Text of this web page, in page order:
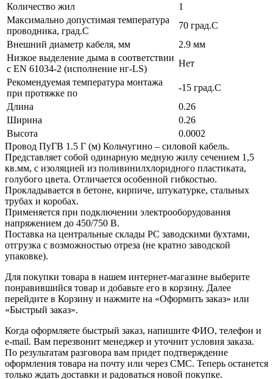
Количество жил
1
Максимально допустимая температура
проводника, град.C
70 град.C
Внешний диаметр кабеля, мм
2.9 мм
Низкое выделение дыма в соответствии
с EN 61034-2 (исполнение нг-LS)
Нет
Рекомендуемая температура монтажа
при протяжке по
-15 град.C
Длина
0.26
Ширина
0.26
Высота
0.0002
Провод ПуГВ 1.5 Г (м) Кольчугино – силовой кабель.
Представляет собой одинарную медную жилу сечением 1,5
кв.мм, с изоляцией из поливинилхлоридного пластиката,
голубого цвета. Отличается особенной гибкостью.
Прокладывается в бетоне, кирпиче, штукатурке, стальных
трубах и коробах.
Применяется при подключении электрооборудования
напряжением до 450/750 В.
Поставка на центральные склады РС заводскими бухтами,
отгрузка с возможностью отреза (не кратно заводской
упаковке).
Для покупки товара в нашем интернет-магазине выберите
понравившийся товар и добавьте его в корзину. Далее
перейдите в Корзину и нажмите на «Оформить заказ» или
«Быстрый заказ».
Когда оформляете быстрый заказ, напишите ФИО, телефон и
e-mail. Вам перезвонит менеджер и уточнит условия заказа.
По результатам разговора вам придет подтверждение
оформления товара на почту или через СМС. Теперь останется
только ждать доставки и радоваться новой покупке.